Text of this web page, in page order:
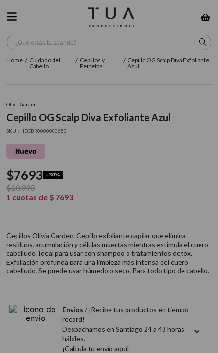
¿Qué estás buscando?
Cuidado del
Cabello
Cepillos y
Peinetas
Cepillo OG Scalp Diva Exfoliante
Azul
Olivia Garden
Cepillo OG Scalp Diva Exfoliante Azul
: HDCBR0000000653
Nuevo
$7693 -30%
$10.990
1 cuotas de $ 7693
Cepillos Olivia Garden. Cepillo exfoliante capilar que elimina
residuos, acumulación y células muertas mientras estimula el cuero
cabelludo. Ideal para usar con shampoo o tratamientos detox.
Exfoliación profunda para una limpieza más intensa del cuero
cabelludo. Se puede usar húmedo o seco. Para todo tipo de cabello.
Envíos / ¡Recibe tus productos en tiempo
record!
Despachamos en Santiago 24 a 48 horas
hábiles.
¡Calcula tu envío aquí!
TÉRMINOS MÁS BUSCADOS
2.
3. farmavita
5.
6. gama
7.
10. protector térmico